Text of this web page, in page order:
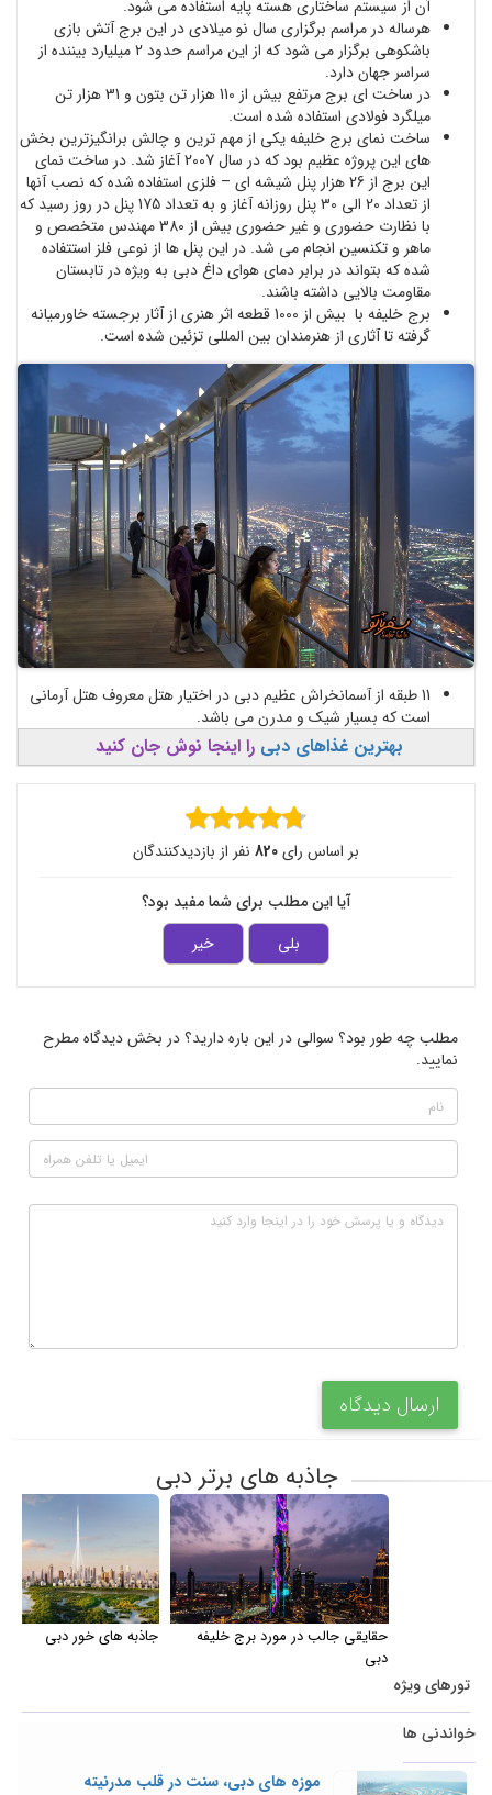
آن از سیستم ساختاری هسته پایه استفاده می شود.
هرساله در مراسم برگزاری سال نو میلادی در این برج آتش بازی
باشکوهی برگزار می شود که از این مراسم حدود 2 میلیارد بیننده از
سراسر جهان دارد.
در ساخت ای برج مرتفع بیش از 110 هزار تن بتون و 31 هزار تن
میلگرد فولادی استفاده شده است.
ساخت نمای برج خلیفه یکی از مهم ترین و چالش برانگیزترین بخش
های این پروژه عظیم بود که در سال 2007 آغاز شد. در ساخت نمای
این برج از 26 هزار پنل شیشه ای – فلزی استفاده شده که نصب آنها
از تعداد 20 الی 30 پنل روزانه آغاز و به تعداد 175 پنل در روز رسید که
با نظارت حضوری و غیر حضوری بیش از 380 مهندس متخصص و
ماهر و تکنسین انجام می شد. در این پنل ها از نوعی فلز استتفاده
شده که بتواند در برابر دمای هوای داغ دبی به ویژه در تابستان
مقاومت بالایی داشته باشند.
برج خلیفه با بیش از 1000 قطعه اثر هنری از آثار برجسته خاورمیانه
گرفته تا آثاری از هنرمندان بین المللی تزئین شده است.
11 طبقه از آسمانخراش عظیم دبی در اختیار هتل معروف هتل آرمانی
است که بسیار شیک و مدرن می باشد.
بهترین غذاهای دبی را اینجا نوش جان کنید
بر اساس رای820 نفر از بازدیدکنندگان
آیا این مطلب برای شما مفید بود؟
بلی
خیر
مطلب چه طور بود؟ سوالی در این باره دارید؟ در بخش دیدگاه مطرح
نمایید.
ارسال دیدگاه
جاذبه های برتر دبی
حقایقی جالب در مورد برج خلیفه
دبی
جاذبه های خور دبی
تورهای ویژه
خواندنی ها
موزه های دبی، سنت در قلب مدرنیته